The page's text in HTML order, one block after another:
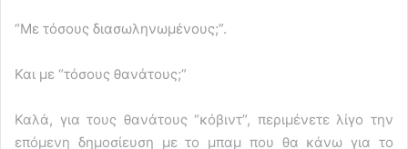
“Με τόσους διασωληνωμένους;”.
Και με “τόσους θανάτους;”
Καλά, για τους θανάτους “κόβιντ”, περιμένετε λίγο την
επόμενη δημοσίευση με το μπαμ που θα κάνω για το